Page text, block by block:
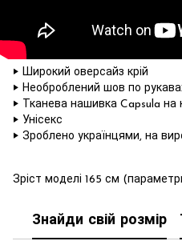
‣ Широкий оверсайз крій
‣ Необроблений шов по
‣ Тканева нашивка Capsula на
‣ Унісекс
‣ Зроблено українцями, на
Зріст моделі 165 см
Знайди свій розмір